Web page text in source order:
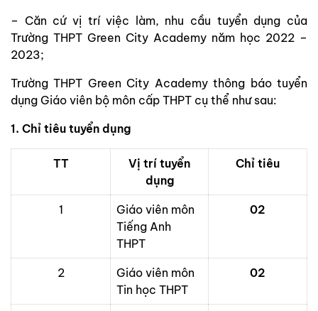
– Căn cứ vị trí việc làm, nhu cầu tuyển dụng của
Trường THPT Green City Academy năm học 2022 –
2023;
Trường THPT Green City Academy thông báo tuyển
dụng Giáo viên bộ môn cấp THPT cụ thể như sau:
1. Chỉ tiêu tuyển dụng
TT
Vị trí tuyển
dụng
Chỉ tiêu
1
Giáo viên môn
Tiếng Anh
THPT
02
2
Giáo viên môn
Tin học THPT
02